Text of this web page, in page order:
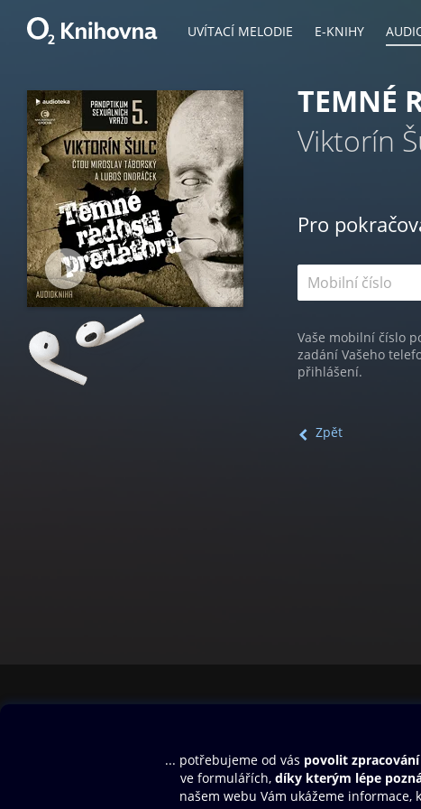
UVÍTACÍ MELODIE E-KNIHY
TEMNÉ
Viktorín
Pro
Vaše mobilní číslo
zadání Vašeho
přihlášení.
Zpět
Aplikace a hry
SMS/MMS Info
Blog
Dárkový poukaz
Nápověda